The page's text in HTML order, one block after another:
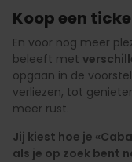
Koop een
En voor nog meer
beleeft met
opgaan in de
verliezen, tot
meer rust.
Jij kiest hoe je
als je op zoek bent